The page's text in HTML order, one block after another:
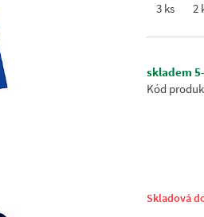
3 ks
2
skladem
Kód
Skladová